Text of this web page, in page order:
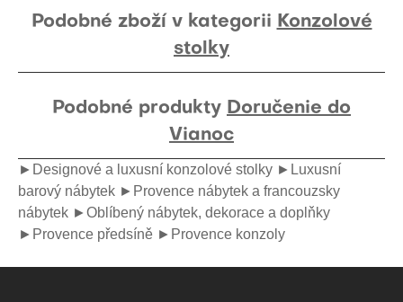
Podobné zboží v kategorii Konzolové
stolky
Podobné produkty Doručenie do
Vianoc
►Designové a luxusní konzolové stolky ►Luxusní
barový nábytek ►Provence nábytek a francouzsky
nábytek ►Oblíbený nábytek, dekorace a doplňky
►Provence předsíně ►Provence konzoly